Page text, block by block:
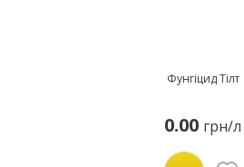
Фунгіцид Тілт
0.00 грн/л